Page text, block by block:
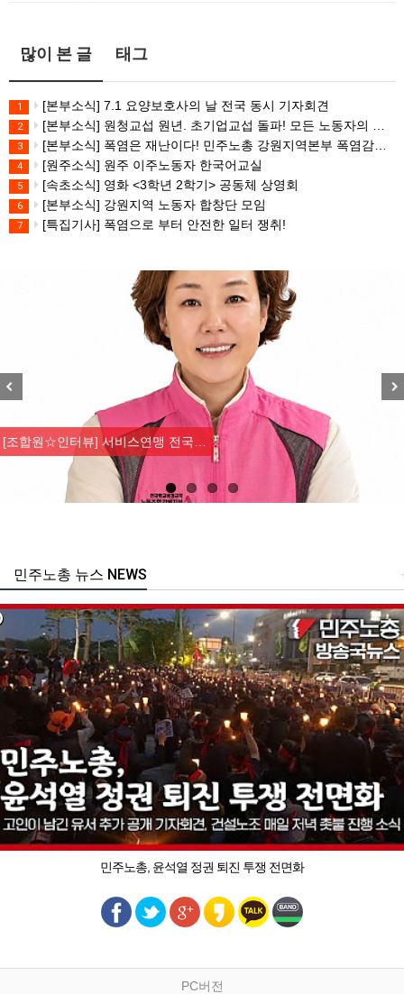
많이 본 글 태그
1 [본부소식] 7.1 요양보호사의 날 전국 동시 기자회견
2 [본부소식] 원청교섭 원년. 초기업교섭 돌파! 모든 노동자의 노동기본권 쟁취! 민주노총 7.15 총파업대회
3 [본부소식] 폭염은 재난이다! 민주노총 강원지역본부 폭염감시단 선포 기자회견
4 [원주소식] 원주 이주노동자 한국어교실
5 [속초소식] 영화 <3학년 2학기> 공동체 상영회
6 [본부소식] 강원지역 노동자 합창단 모임
7 [특집기사] 폭염으로 부터 안전한 일터 쟁취!
[조합원☆인터뷰] 서비스연맹 전국…
주노총 뉴스 NEWS
민주노총, 윤석열 정권 퇴진 투쟁 전면화
PC버전